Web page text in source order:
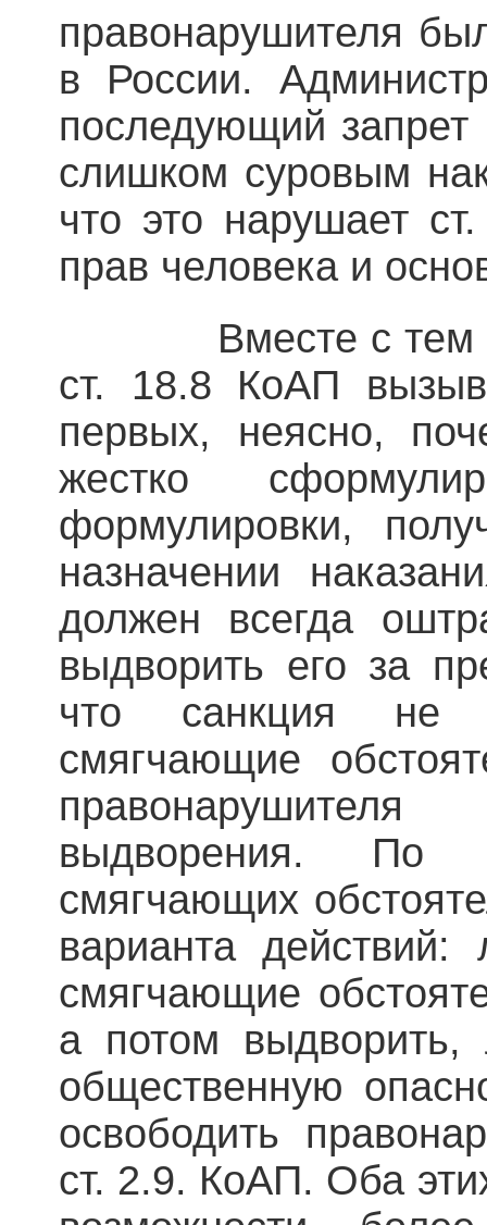
правонарушителя
в России.
последующий
слишком суровым
что это нарушает
прав человека и
Вместе с тем
ст. 18.8 КоАП
первых, неясно,
жестко
формулировки,
назначении
должен всегда
выдворить его за
что санкция не
смягчающие
выдворения. По
смягчающих
варианта
смягчающие
а потом выдворить,
общественную
освободить
ст. 2.9. КоАП. Оба